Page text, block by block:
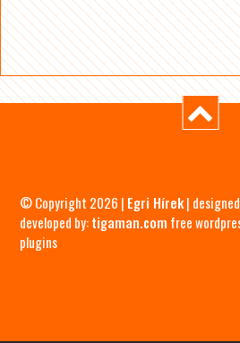
© Copyright 2026 | Egri Hírek|
developed by:tigaman.com free
plugins